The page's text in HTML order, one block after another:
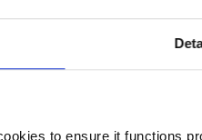
to ensure it functions
mit harten Bandagen